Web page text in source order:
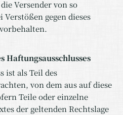
Versender von so
gegen dieses
Haftungsausschlusses
ist als Teil des
von dem aus auf diese
Teile oder einzelne
der geltenden Rechtslage